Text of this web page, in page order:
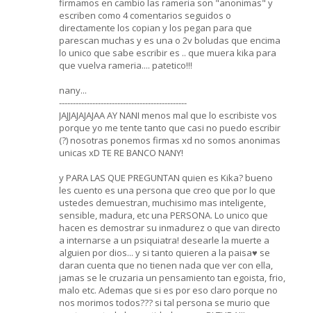
firmamos en cambio las rameria son "anonimas" y
escriben como 4 comentarios seguidos o
directamente los copian y los pegan para que
parescan muchas y es una o 2v boludas que encima
lo unico que sabe escribir es .. que muera kika para
que vuelva rameria.... patetico!!!
nany...
----------------------------------------------
JAJJAJAJAJAA AY NANI menos mal que lo escribiste vos
porque yo me tente tanto que casi no puedo escribir
(?) nosotras ponemos firmas xd no somos anonimas
unicas xD TE RE BANCO NANY!
y PARA LAS QUE PREGUNTAN quien es Kika? bueno
les cuento es una persona que creo que por lo que
ustedes demuestran, muchisimo mas inteligente,
sensible, madura, etc una PERSONA. Lo unico que
hacen es demostrar su inmadurez o que van directo
a internarse a un psiquiatra! desearle la muerte a
alguien por dios... y si tanto quieren a la paisa♥ se
daran cuenta que no tienen nada que ver con ella,
jamas se le cruzaria un pensamiento tan egoista, frio,
malo etc. Ademas que si es por eso claro porque no
nos morimos todos??? si tal persona se murio que